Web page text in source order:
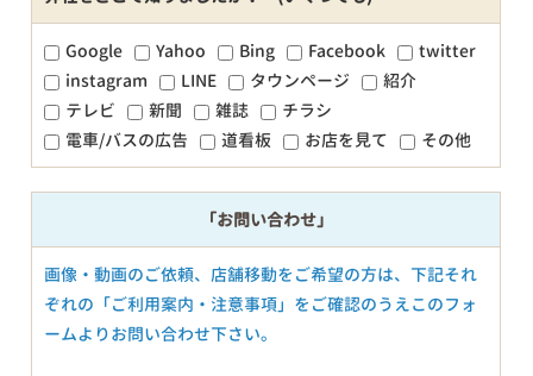
Google Yahoo Bing Facebook
twitter
instagram
LINE タウンページ
紹介
テレビ
新聞 雑誌
チラシ
電車/バスの広告
道看板 お店を見て その他
「お問い合わせ」
画像・動画のご依頼、店舗移動をご希望の方は、下記それ
ぞれの「ご利用案内・注意事項」をご確認のうえこのフォ
ームよりお問い合わせ下さい。